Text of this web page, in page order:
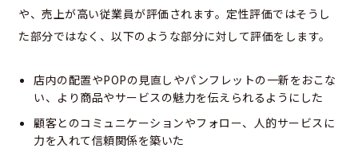
や、売上が高い従業員が評価されます。定性評価ではそうし
た部分ではなく、以下のような部分に対して評価をします。
店内の配置やPOPの見直しやパンフレットの一新をおこな
い、より商品やサービスの魅力を伝えられるようにした
顧客とのコミュニケーションやフォロー、人的サービスに
力を入れて信頼関係を築いた